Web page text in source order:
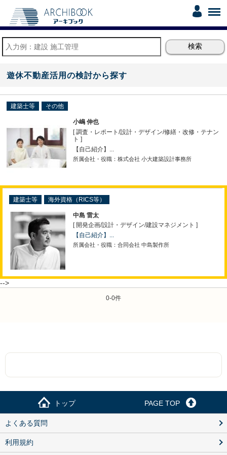
遊休不動産活用の検討から探す
建築士等 その他
小嶋 伸也
[ 調査・レポート /設計・デザイン/修繕・改修・テナン
ト ]
【自己紹介】...
所属会社・役職：株式会社 小大建築設計事務所
建築士等 海外資格（RICS等）
中島 雷太
[ 開発企画/設計・デザイン/建設マネジメント ]
【自己紹介】...
所属会社・役職：合同会社 中島製作所
-->
0-0件
トップ PAGE TOP
よくある質問
利用規約